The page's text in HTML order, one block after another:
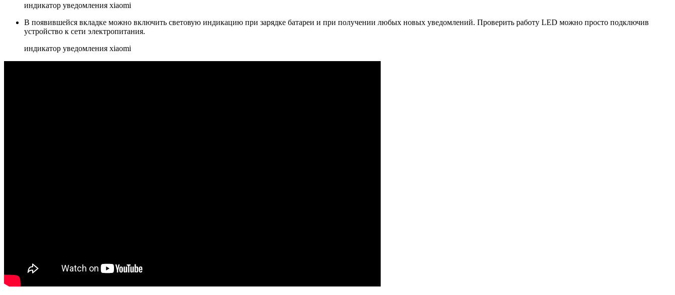
индикатор уведомления xiaomi
В появившейся вкладке можно включить световую индикацию при зарядке батареи и при получении любых новых уведомлений. Проверить работу LED можно просто подключив
устройство к сети электропитания.
индикатор уведомления xiaomi